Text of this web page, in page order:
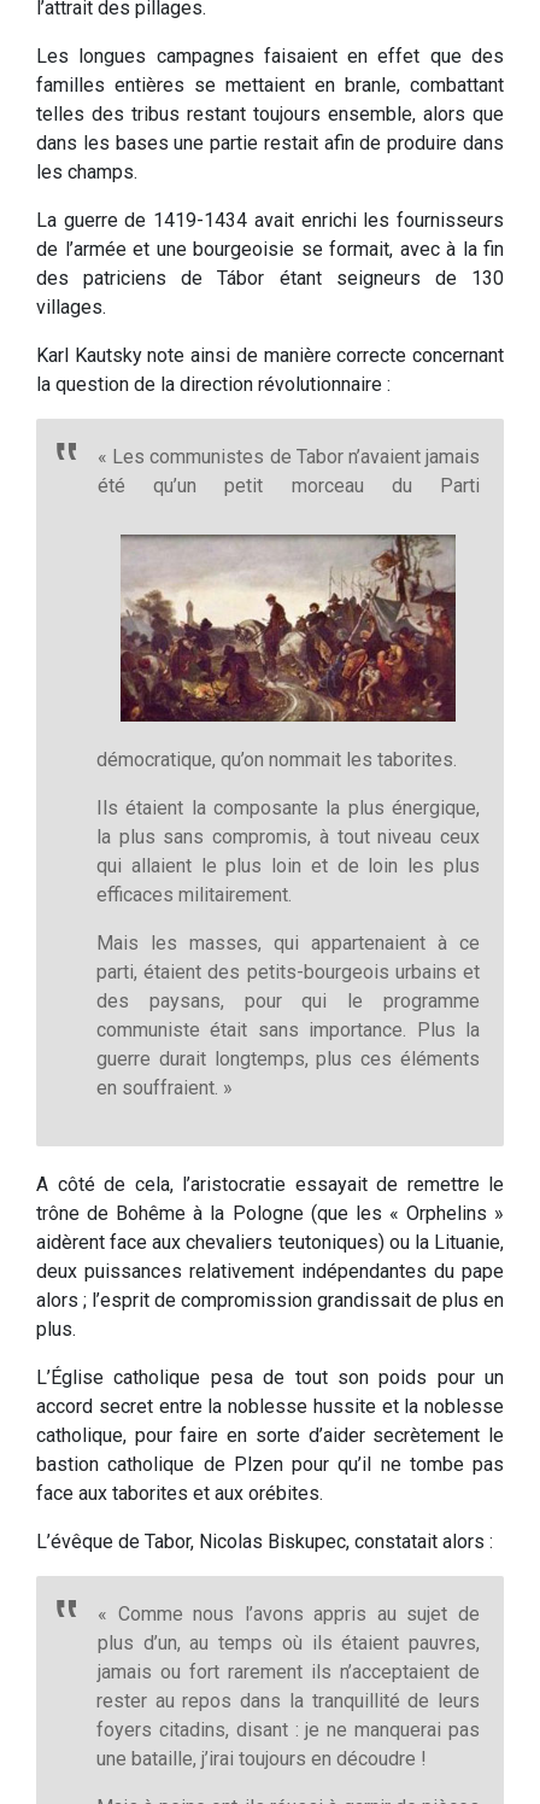
l’attrait des pillages.
Les longues campagnes faisaient en effet que des
familles entières se mettaient en branle, combattant
telles des tribus restant toujours ensemble, alors que
dans les bases une partie restait afin de produire dans
les champs.
La guerre de 1419-1434 avait enrichi les fournisseurs
de l’armée et une bourgeoisie se formait, avec à la fin
des patriciens de Tábor étant seigneurs de 130
villages.
Karl Kautsky note ainsi de manière correcte concernant
la question de la direction révolutionnaire :
« Les communistes de Tabor n’avaient jamais
été qu’un petit morceau du Parti
démocratique, qu’on nommait les taborites.
Ils étaient la composante la plus énergique,
la plus sans compromis, à tout niveau ceux
qui allaient le plus loin et de loin les plus
efficaces militairement.
Mais les masses, qui appartenaient à ce
parti, étaient des petits-bourgeois urbains et
des paysans, pour qui le programme
communiste était sans importance. Plus la
guerre durait longtemps, plus ces éléments
en souffraient. »
A côté de cela, l’aristocratie essayait de remettre le
trône de Bohême à la Pologne (que les « Orphelins »
aidèrent face aux chevaliers teutoniques) ou la Lituanie,
deux puissances relativement indépendantes du pape
alors ; l’esprit de compromission grandissait de plus en
plus.
L’Église catholique pesa de tout son poids pour un
accord secret entre la noblesse hussite et la noblesse
catholique, pour faire en sorte d’aider secrètement le
bastion catholique de Plzen pour qu’il ne tombe pas
face aux taborites et aux orébites.
L’évêque de Tabor, Nicolas Biskupec, constatait alors :
« Comme nous l’avons appris au sujet de
plus d’un, au temps où ils étaient pauvres,
jamais ou fort rarement ils n’acceptaient de
rester au repos dans la tranquillité de leurs
foyers citadins, disant : je ne manquerai pas
une bataille, j’irai toujours en découdre !